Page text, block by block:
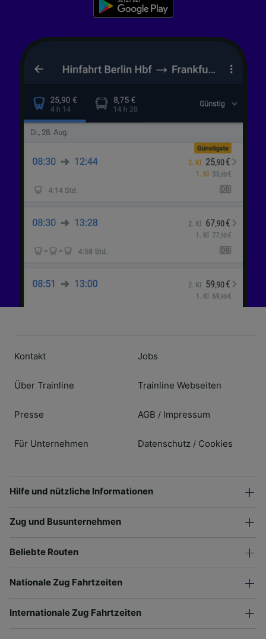
Kontakt
Über Trainline
Presse
Für Unternehmen
Jobs
Trainline Webseiten
AGB / Impressum
Datenschutz / Cookies
Hilfe und nützliche Informationen
Zug und Busunternehmen
Beliebte Routen
Nationale Zug Fahrtzeiten
Internationale Zug Fahrtzeiten